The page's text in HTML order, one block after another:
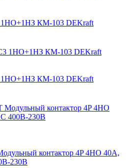
1НО+1НЗ КМ-103 DEKraft
1НО+1НЗ КМ-103 DEKraft
контактор 4P 4НО 40A,
230В